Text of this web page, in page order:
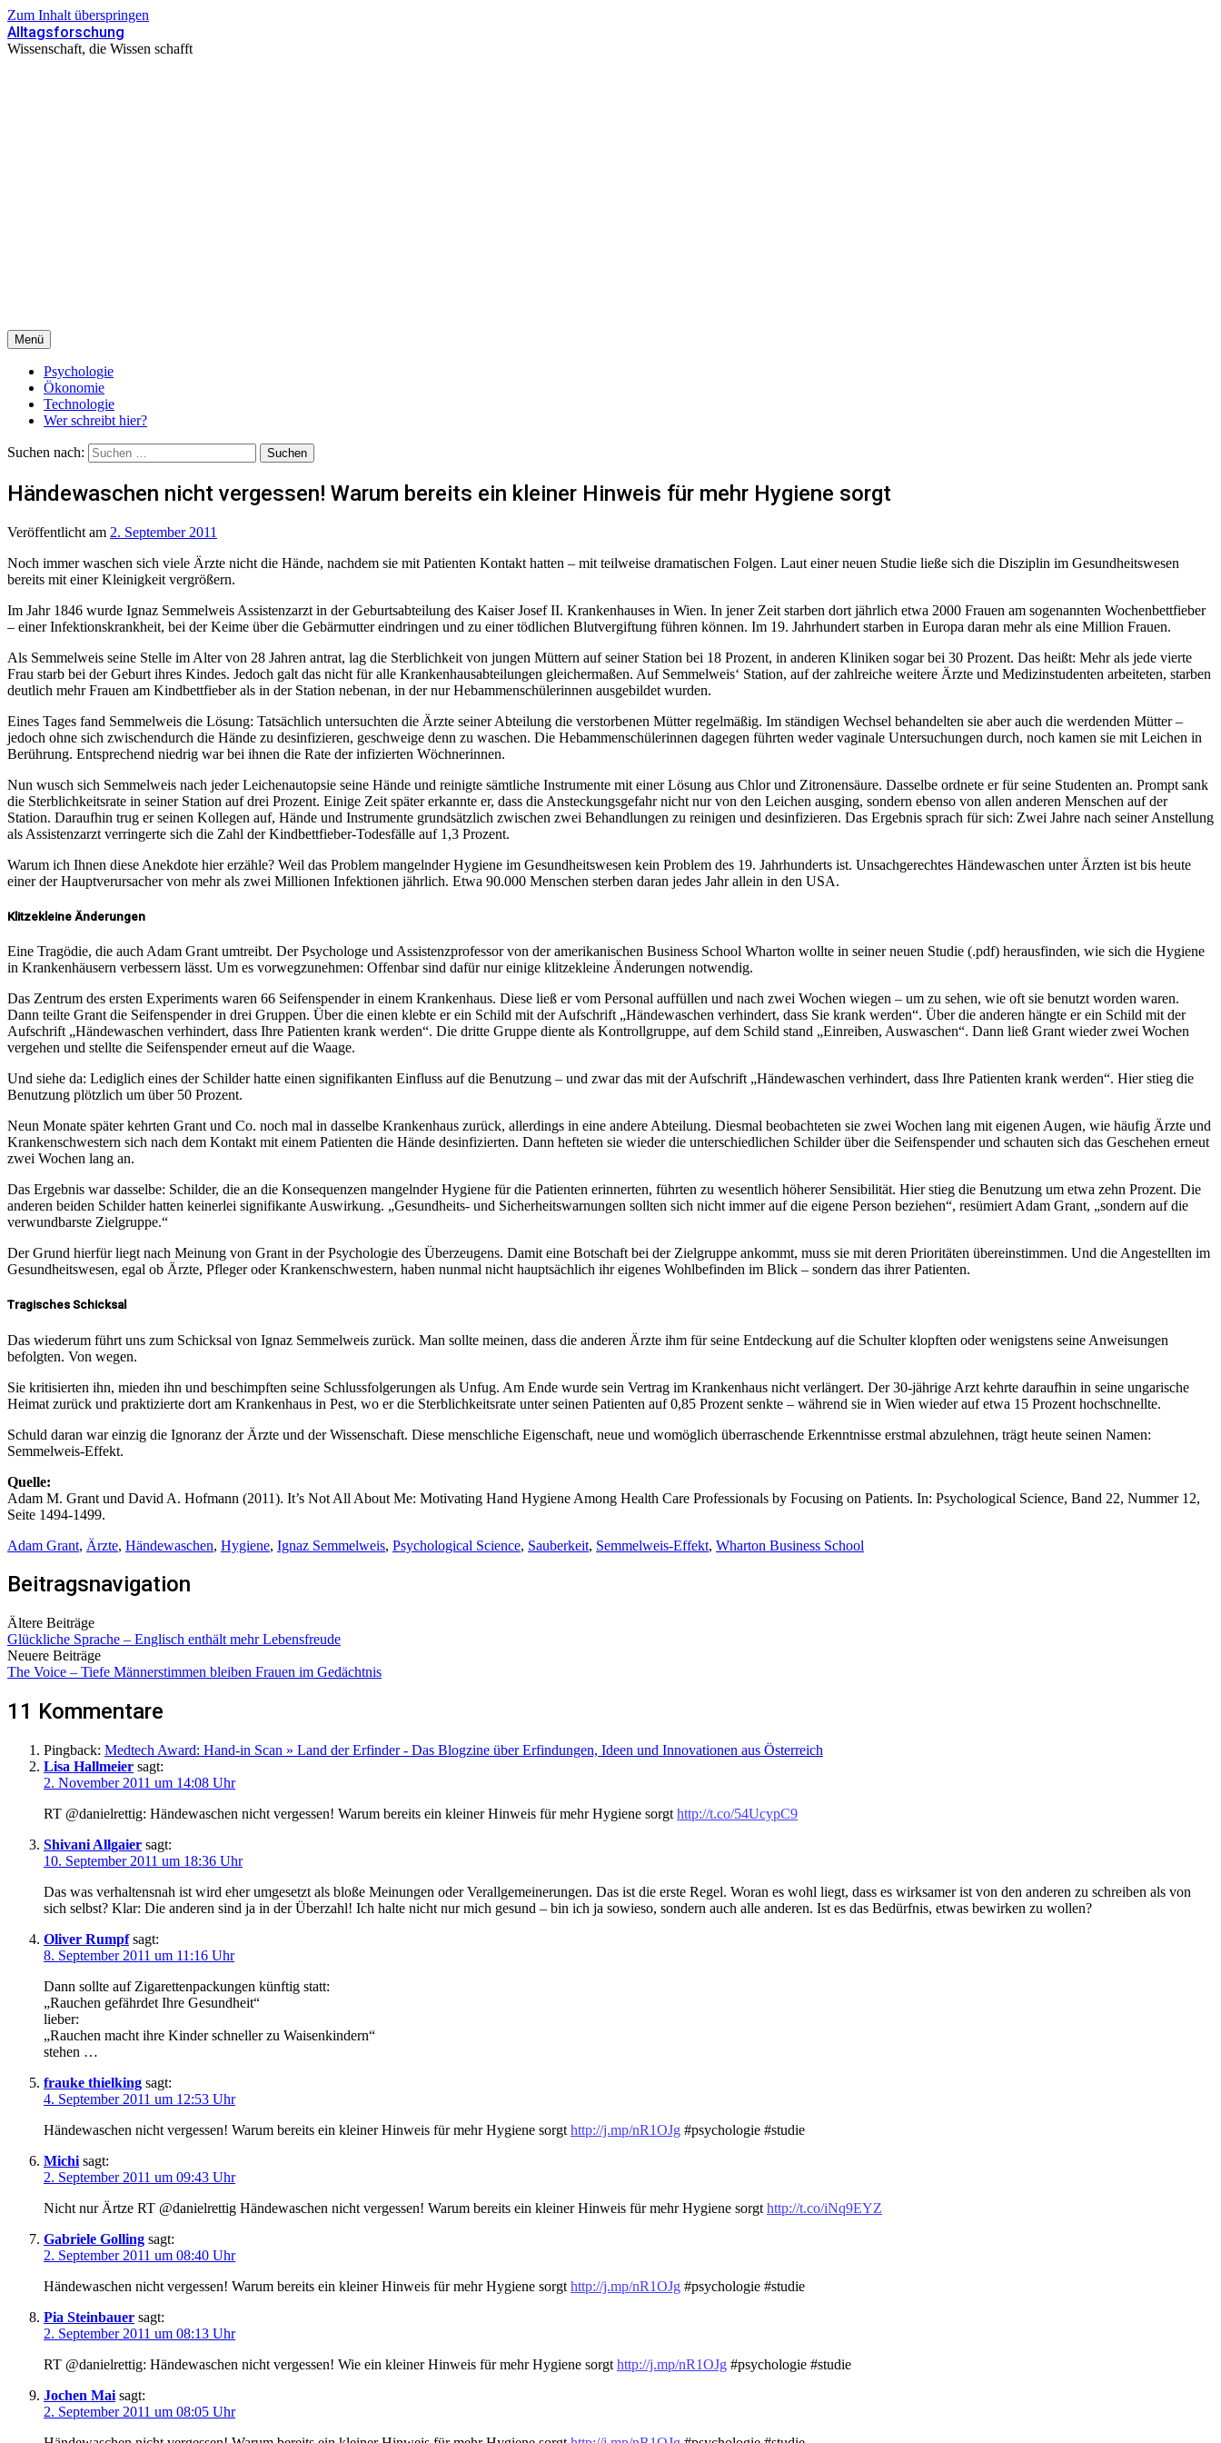
Zum Inhalt überspringen
Alltagsforschung
Wissenschaft, die Wissen schafft
Menü
Psychologie
Ökonomie
Technologie
Wer schreibt hier?
Suchen nach:
Händewaschen nicht vergessen! Warum bereits ein kleiner Hinweis für mehr Hygiene sorgt
Veröffentlicht am 2. September 2011
Noch immer waschen sich viele Ärzte nicht die Hände, nachdem sie mit Patienten Kontakt hatten – mit teilweise dramatischen Folgen. Laut einer neuen Studie ließe sich die Disziplin im Gesundheitswesen
bereits mit einer Kleinigkeit vergrößern.
Im Jahr 1846 wurde Ignaz Semmelweis Assistenzarzt in der Geburtsabteilung des Kaiser Josef II. Krankenhauses in Wien. In jener Zeit starben dort jährlich etwa 2000 Frauen am sogenannten Wochenbettfieber
– einer Infektionskrankheit, bei der Keime über die Gebärmutter eindringen und zu einer tödlichen Blutvergiftung führen können. Im 19. Jahrhundert starben in Europa daran mehr als eine Million Frauen.
Als Semmelweis seine Stelle im Alter von 28 Jahren antrat, lag die Sterblichkeit von jungen Müttern auf seiner Station bei 18 Prozent, in anderen Kliniken sogar bei 30 Prozent. Das heißt: Mehr als jede vierte
Frau starb bei der Geburt ihres Kindes. Jedoch galt das nicht für alle Krankenhausabteilungen gleichermaßen. Auf Semmelweis‘ Station, auf der zahlreiche weitere Ärzte und Medizinstudenten arbeiteten, starben
deutlich mehr Frauen am Kindbettfieber als in der Station nebenan, in der nur Hebammenschülerinnen ausgebildet wurden.
Eines Tages fand Semmelweis die Lösung: Tatsächlich untersuchten die Ärzte seiner Abteilung die verstorbenen Mütter regelmäßig. Im ständigen Wechsel behandelten sie aber auch die werdenden Mütter –
jedoch ohne sich zwischendurch die Hände zu desinfizieren, geschweige denn zu waschen. Die Hebammenschülerinnen dagegen führten weder vaginale Untersuchungen durch, noch kamen sie mit Leichen in
Berührung. Entsprechend niedrig war bei ihnen die Rate der infizierten Wöchnerinnen.
Nun wusch sich Semmelweis nach jeder Leichenautopsie seine Hände und reinigte sämtliche Instrumente mit einer Lösung aus Chlor und Zitronensäure. Dasselbe ordnete er für seine Studenten an. Prompt sank
die Sterblichkeitsrate in seiner Station auf drei Prozent. Einige Zeit später erkannte er, dass die Ansteckungsgefahr nicht nur von den Leichen ausging, sondern ebenso von allen anderen Menschen auf der
Station. Daraufhin trug er seinen Kollegen auf, Hände und Instrumente grundsätzlich zwischen zwei Behandlungen zu reinigen und desinfizieren. Das Ergebnis sprach für sich: Zwei Jahre nach seiner Anstellung
als Assistenzarzt verringerte sich die Zahl der Kindbettfieber-Todesfälle auf 1,3 Prozent.
Warum ich Ihnen diese Anekdote hier erzähle? Weil das Problem mangelnder Hygiene im Gesundheitswesen kein Problem des 19. Jahrhunderts ist. Unsachgerechtes Händewaschen unter Ärzten ist bis heute
einer der Hauptverursacher von mehr als zwei Millionen Infektionen jährlich. Etwa 90.000 Menschen sterben daran jedes Jahr allein in den USA.
Klitzekleine Änderungen
Eine Tragödie, die auch Adam Grant umtreibt. Der Psychologe und Assistenzprofessor von der amerikanischen Business School Wharton wollte in seiner neuen Studie (.pdf) herausfinden, wie sich die Hygiene
in Krankenhäusern verbessern lässt. Um es vorwegzunehmen: Offenbar sind dafür nur einige klitzekleine Änderungen notwendig.
Das Zentrum des ersten Experiments waren 66 Seifenspender in einem Krankenhaus. Diese ließ er vom Personal auffüllen und nach zwei Wochen wiegen – um zu sehen, wie oft sie benutzt worden waren.
Dann teilte Grant die Seifenspender in drei Gruppen. Über die einen klebte er ein Schild mit der Aufschrift „Händewaschen verhindert, dass Sie krank werden“. Über die anderen hängte er ein Schild mit der
Aufschrift „Händewaschen verhindert, dass Ihre Patienten krank werden“. Die dritte Gruppe diente als Kontrollgruppe, auf dem Schild stand „Einreiben, Auswaschen“. Dann ließ Grant wieder zwei Wochen
vergehen und stellte die Seifenspender erneut auf die Waage.
Und siehe da: Lediglich eines der Schilder hatte einen signifikanten Einfluss auf die Benutzung – und zwar das mit der Aufschrift „Händewaschen verhindert, dass Ihre Patienten krank werden“. Hier stieg die
Benutzung plötzlich um über 50 Prozent.
Neun Monate später kehrten Grant und Co. noch mal in dasselbe Krankenhaus zurück, allerdings in eine andere Abteilung. Diesmal beobachteten sie zwei Wochen lang mit eigenen Augen, wie häufig Ärzte und
Krankenschwestern sich nach dem Kontakt mit einem Patienten die Hände desinfizierten. Dann hefteten sie wieder die unterschiedlichen Schilder über die Seifenspender und schauten sich das Geschehen erneut
zwei Wochen lang an.
Das Ergebnis war dasselbe: Schilder, die an die Konsequenzen mangelnder Hygiene für die Patienten erinnerten, führten zu wesentlich höherer Sensibilität. Hier stieg die Benutzung um etwa zehn Prozent. Die
anderen beiden Schilder hatten keinerlei signifikante Auswirkung. „Gesundheits- und Sicherheitswarnungen sollten sich nicht immer auf die eigene Person beziehen“, resümiert Adam Grant, „sondern auf die
verwundbarste Zielgruppe.“
Der Grund hierfür liegt nach Meinung von Grant in der Psychologie des Überzeugens. Damit eine Botschaft bei der Zielgruppe ankommt, muss sie mit deren Prioritäten übereinstimmen. Und die Angestellten im
Gesundheitswesen, egal ob Ärzte, Pfleger oder Krankenschwestern, haben nunmal nicht hauptsächlich ihr eigenes Wohlbefinden im Blick – sondern das ihrer Patienten.
Tragisches Schicksal
Das wiederum führt uns zum Schicksal von Ignaz Semmelweis zurück. Man sollte meinen, dass die anderen Ärzte ihm für seine Entdeckung auf die Schulter klopften oder wenigstens seine Anweisungen
befolgten. Von wegen.
Sie kritisierten ihn, mieden ihn und beschimpften seine Schlussfolgerungen als Unfug. Am Ende wurde sein Vertrag im Krankenhaus nicht verlängert. Der 30-jährige Arzt kehrte daraufhin in seine ungarische
Heimat zurück und praktizierte dort am Krankenhaus in Pest, wo er die Sterblichkeitsrate unter seinen Patienten auf 0,85 Prozent senkte – während sie in Wien wieder auf etwa 15 Prozent hochschnellte.
Schuld daran war einzig die Ignoranz der Ärzte und der Wissenschaft. Diese menschliche Eigenschaft, neue und womöglich überraschende Erkenntnisse erstmal abzulehnen, trägt heute seinen Namen:
Semmelweis-Effekt.
Quelle:
Adam M. Grant und David A. Hofmann (2011). It’s Not All About Me: Motivating Hand Hygiene Among Health Care Professionals by Focusing on Patients. In: Psychological Science, Band 22, Nummer 12,
Seite 1494-1499.
Adam Grant, Ärzte, Händewaschen, Hygiene, Ignaz Semmelweis, Psychological Science, Sauberkeit, Semmelweis-Effekt, Wharton Business School
Beitragsnavigation
Ältere Beiträge
Glückliche Sprache – Englisch enthält mehr Lebensfreude
Neuere Beiträge
The Voice – Tiefe Männerstimmen bleiben Frauen im Gedächtnis
11 Kommentare
Pingback: Medtech Award: Hand-in Scan » Land der Erfinder - Das Blogzine über Erfindungen, Ideen und Innovationen aus Österreich
Lisa Hallmeier sagt:
2. November 2011 um 14:08 Uhr
RT @danielrettig: Händewaschen nicht vergessen! Warum bereits ein kleiner Hinweis für mehr Hygiene sorgt http://t.co/54UcypC9
Shivani Allgaier sagt:
10. September 2011 um 18:36 Uhr
Das was verhaltensnah ist wird eher umgesetzt als bloße Meinungen oder Verallgemeinerungen. Das ist die erste Regel. Woran es wohl liegt, dass es wirksamer ist von den anderen zu schreiben als von
sich selbst? Klar: Die anderen sind ja in der Überzahl! Ich halte nicht nur mich gesund – bin ich ja sowieso, sondern auch alle anderen. Ist es das Bedürfnis, etwas bewirken zu wollen?
Oliver Rumpf sagt:
8. September 2011 um 11:16 Uhr
Dann sollte auf Zigarettenpackungen künftig statt:
„Rauchen gefährdet Ihre Gesundheit“
lieber:
„Rauchen macht ihre Kinder schneller zu Waisenkindern“
stehen …
frauke thielking sagt:
4. September 2011 um 12:53 Uhr
Händewaschen nicht vergessen! Warum bereits ein kleiner Hinweis für mehr Hygiene sorgt http://j.mp/nR1OJg #psychologie #studie
Michi sagt:
2. September 2011 um 09:43 Uhr
Nicht nur Ärtze RT @danielrettig Händewaschen nicht vergessen! Warum bereits ein kleiner Hinweis für mehr Hygiene sorgt http://t.co/iNq9EYZ
Gabriele Golling sagt:
2. September 2011 um 08:40 Uhr
Händewaschen nicht vergessen! Warum bereits ein kleiner Hinweis für mehr Hygiene sorgt http://j.mp/nR1OJg #psychologie #studie
Pia Steinbauer sagt:
2. September 2011 um 08:13 Uhr
RT @danielrettig: Händewaschen nicht vergessen! Wie ein kleiner Hinweis für mehr Hygiene sorgt http://j.mp/nR1OJg #psychologie #studie
Jochen Mai sagt:
2. September 2011 um 08:05 Uhr